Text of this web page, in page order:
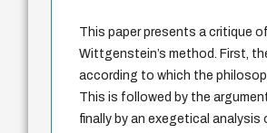
This paper presents a critique
Wittgenstein’s method. First,
according to which the
This is followed by the
finally by an exegetical